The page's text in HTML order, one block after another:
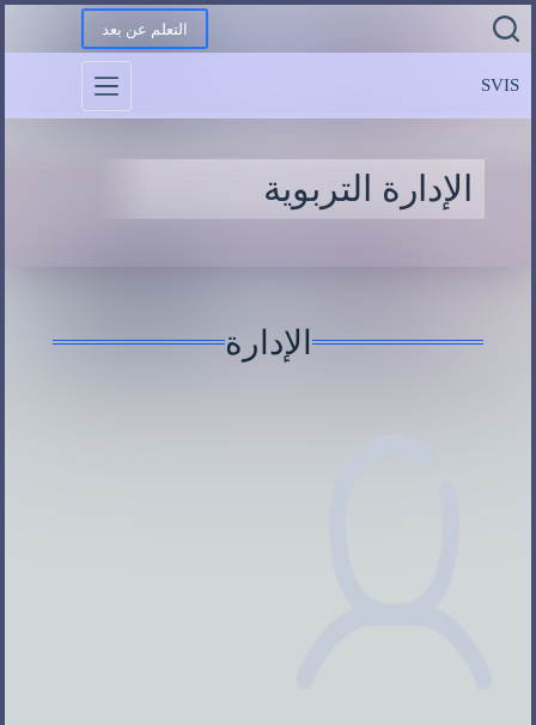
التعلم عن بعد
SVIS
الإدارة التربوية
الإدارة